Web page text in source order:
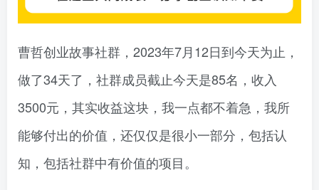
曹哲创业故事社群，2023年7月12日到今天为止，
做了34天了，社群成员截止今天是85名，收入
3500元，其实收益这块，我一点都不着急，我所
能够付出的价值，还仅仅是很小一部分，包括认
知，包括社群中有价值的项目。